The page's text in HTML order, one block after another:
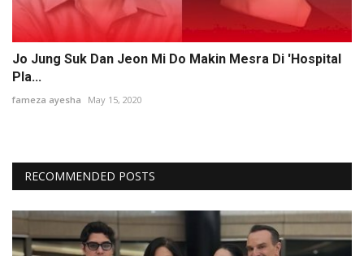
Jo Jung Suk Dan Jeon Mi Do Makin Mesra Di 'Hospital
Pla...
fameza ayesha May 15, 2020
RECOMMENDED POSTS